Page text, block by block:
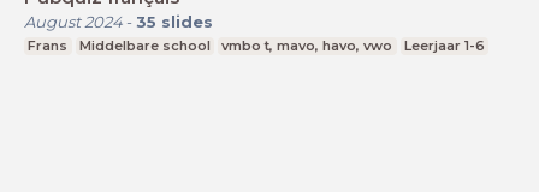
August 2024- 35 slides
Frans Middelbare school vmbo t, mavo, havo, vwo Leerjaar 1-6